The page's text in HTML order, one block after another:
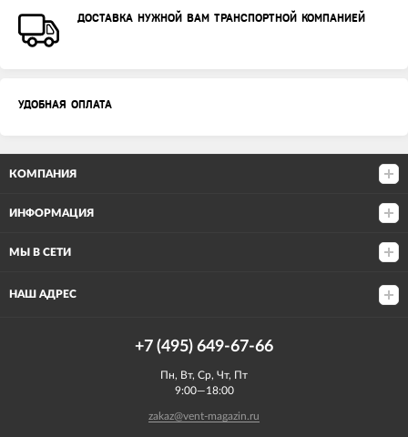
ДОСТАВКА НУЖНОЙ ВАМ ТРАНСПОРТНОЙ КОМПАНИЕЙ
УДОБНАЯ ОПЛАТА
КОМПАНИЯ
ИНФОРМАЦИЯ
МЫ В СЕТИ
НАШ АДРЕС
+7 (495) 649-67-66
Пн, Вт, Ср, Чт, Пт
9:00—18:00
zakaz@vent-magazin.ru